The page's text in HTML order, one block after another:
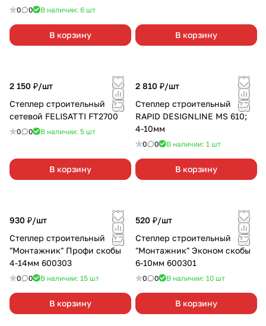
0 0 В наличии: 6 шт
В корзину В корзину
2 150 ₽/шт
Степлер строительный
сетевой FELISATTI FT2700
0 0 В наличии: 5 шт
В корзину
2 810 ₽/шт
Степлер строительный
RAPID DESIGNLINE MS 610;
4-10мм
0 0 В наличии: 1 шт
В корзину
930 ₽/шт
Степлер строительный
"Монтажник" Профи скобы
4-14мм 600303
0 0 В наличии: 15 шт
В корзину
520 ₽/шт
Степлер строительный
"Монтажник" Эконом скобы
6-10мм 600301
0 0 В наличии: 10 шт
В корзину